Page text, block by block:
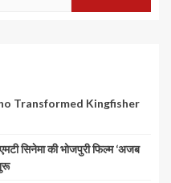
Transformed Kingfisher
सिनेमा की भोजपुरी फिल्म ‘अजब